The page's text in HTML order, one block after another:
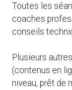
Toutes les
coaches
conseils
Plusieurs
(contenus en
niveau, prêt de